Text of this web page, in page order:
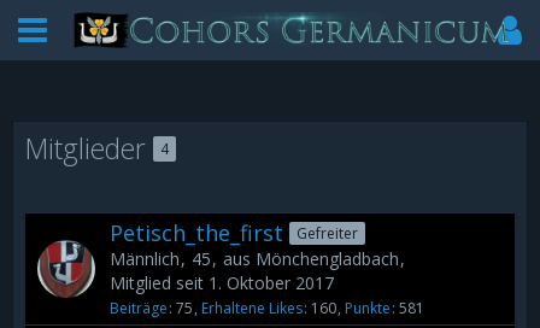
Mitglieder 4
Petisch_the_first Gefreiter
Männlich 45
aus Mönchengladbach
Mitglied seit 1. Oktober 2017
Beiträge 75 Erhaltene Likes 160 Punkte 581